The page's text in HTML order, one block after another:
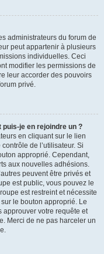
administrateurs du forum de
peut appartenir à plusieurs
individuelles. Ceci
modifier les permissions de
leur accorder des pouvoirs
privé.
je en rejoindre un ?
en cliquant sur le lien
de l’utilisateur. Si
approprié. Cependant,
aux nouvelles adhésions.
peuvent être privés et
est public, vous pouvez le
est restreint et nécessite
le bouton approprié. Le
approuver votre requête et
Merci de ne pas harceler un